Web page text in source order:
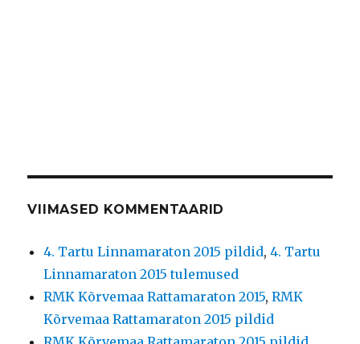
VIIMASED KOMMENTAARID
4. Tartu Linnamaraton 2015 pildid,4. Tartu
Linnamaraton 2015 tulemused
RMK Kõrvemaa Rattamaraton 2015,RMK
Kõrvemaa Rattamaraton 2015 pildid